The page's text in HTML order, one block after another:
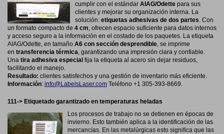
cumplir con el estándar AIAG/Odette para sus
clientes y mejorar su organización interna. La
solución: etiquetas adhesivas de dos partes. Con
un formato compacto de 4 cm, ofrecen espacio suficiente para datos internos
y acceso seguro a la información en el costado de los paquetes. La etiqueta
AIAG/Odette, en tamaño A6 con sección desprendible, se imprime
en transferencia térmica, garantizando una impresión clara y confiable.
Una tira adhesiva especial fija la etiqueta al acero sin dejar residuos,
facilitando el manejo.
Resultado: clientes satisfechos y una gestión de inventario más eficiente.
Información: info@LabelsLaser.com Teléfono +1 305-393-8669.
111-> Etiquetado garantizado en temperaturas heladas
Los procesos de trabajo no se detienen en épocas de
invierno. Esto también aplica a la identificación de las
mercancías. En las metalúrgicas esto significa que las